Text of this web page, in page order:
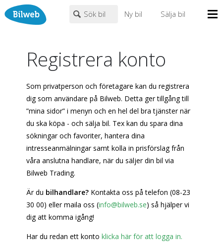
Sök bil Ny bil Sälja bil
Bilhandlare
Nyheter
Privatleasing
Väghjälp
Auktioner
Märke (alla)
Endast fordon från MRF-anslutna handlare
Fritext
Populära märkenVolvo,Audi, Mercedes,Volkswagen,BMW
0krtillmer än 500000kr
Justera priset genom att dra i knapparna
År från
Mil från Mil till
Fler val
Registrera konto
Som privatperson och företagare kan du registrera
dig som användare på Bilweb. Detta ger tillgång till
”mina sidor” i menyn och en hel del bra tjänster när
du ska köpa - och sälja bil. Tex kan du spara dina
sökningar och favoriter, hantera dina
intresseanmälningar samt kolla in prisförslag från
våra anslutna handlare, när du säljer din bil via
Bilweb Trading.
Är du bilhandlare?Kontakta oss på telefon (08-23
30 00) eller maila oss (info@bilweb.se) så hjälper vi
dig att komma igång!
Har du redan ett konto klicka här för att logga in.